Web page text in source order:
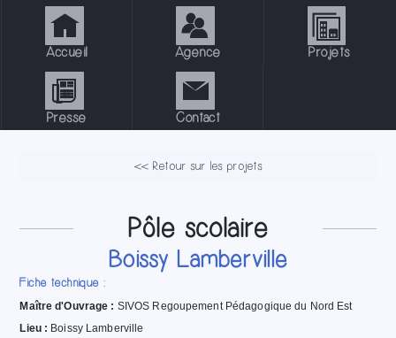
Accueil Agence Projets
Presse Contact
<< Retour sur les projets
Pôle scolaire
Boissy Lamberville
Fiche technique :
Maître d'Ouvrage : SIVOS Regoupement Pédagogique du Nord Est
Lieu : Boissy Lamberville